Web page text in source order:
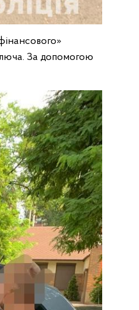
За допомогою